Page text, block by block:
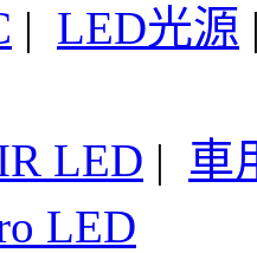
| LED光源
LED | 車
LED